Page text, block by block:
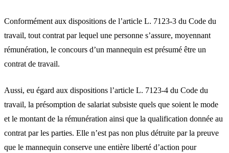
Conformément aux dispositions de l’article L. 7123-3 du Code du
travail, tout contrat par lequel une personne s’assure, moyennant
rémunération, le concours d’un mannequin est présumé être un
contrat de travail.
Aussi, eu égard aux dispositions l’article L. 7123-4 du Code du
travail, la présomption de salariat subsiste quels que soient le mode
et le montant de la rémunération ainsi que la qualification donnée au
contrat par les parties. Elle n’est pas non plus détruite par la preuve
que le mannequin conserve une entière liberté d’action pour